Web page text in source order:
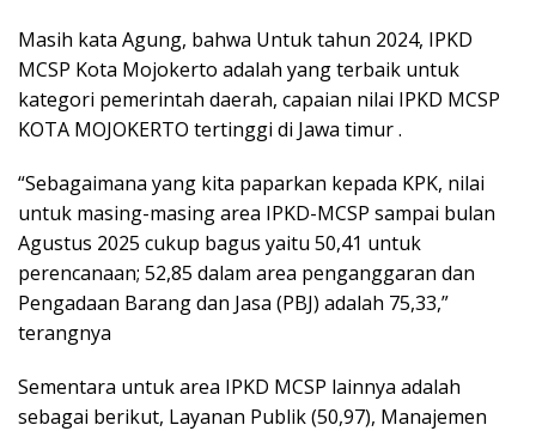
Masih kata Agung, bahwa Untuk tahun 2024, IPKD
MCSP Kota Mojokerto adalah yang terbaik untuk
kategori pemerintah daerah, capaian nilai IPKD MCSP
KOTA MOJOKERTO tertinggi di Jawa timur .
“Sebagaimana yang kita paparkan kepada KPK, nilai
untuk masing-masing area IPKD-MCSP sampai bulan
Agustus 2025 cukup bagus yaitu 50,41 untuk
perencanaan; 52,85 dalam area penganggaran dan
Pengadaan Barang dan Jasa (PBJ) adalah 75,33,”
terangnya
Sementara untuk area IPKD MCSP lainnya adalah
sebagai berikut, Layanan Publik (50,97), Manajemen